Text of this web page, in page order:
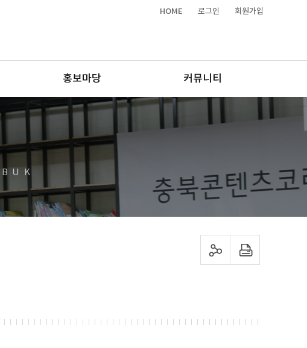
HOME 로그인 회원가입
홍보마당 커뮤니티
sns 공유하기 프린트하기